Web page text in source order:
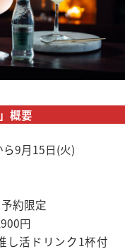
概要
9月15日(火)
約限定
円
し活ドリンク1杯付